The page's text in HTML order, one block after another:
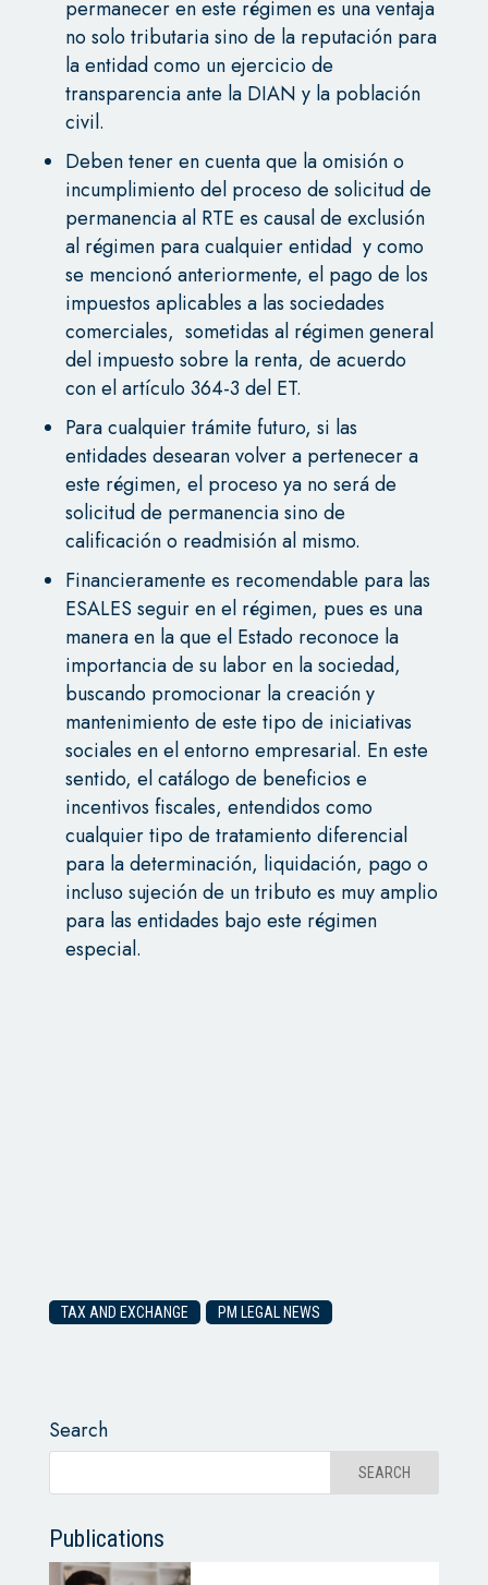
permanecer en este régimen es una ventaja
no solo tributaria sino de la reputación para
la entidad como un ejercicio de
transparencia ante la DIAN y la población
civil.
Deben tener en cuenta que la omisión o
incumplimiento del proceso de solicitud de
permanencia al RTE es causal de exclusión
al régimen para cualquier entidad y como
se mencionó anteriormente, el pago de los
impuestos aplicables a las sociedades
comerciales, sometidas al régimen general
del impuesto sobre la renta, de acuerdo
con el artículo 364-3 del ET.
Para cualquier trámite futuro, si las
entidades desearan volver a pertenecer a
este régimen, el proceso ya no será de
solicitud de permanencia sino de
calificación o readmisión al mismo.
Financieramente es recomendable para las
ESALES seguir en el régimen, pues es una
manera en la que el Estado reconoce la
importancia de su labor en la sociedad,
buscando promocionar la creación y
mantenimiento de este tipo de iniciativas
sociales en el entorno empresarial. En este
sentido, el catálogo de beneficios e
incentivos fiscales, entendidos como
cualquier tipo de tratamiento diferencial
para la determinación, liquidación, pago o
incluso sujeción de un tributo es muy amplio
para las entidades bajo este régimen
especial.
TAX AND EXCHANGE PM LEGAL NEWS
Search
Publications